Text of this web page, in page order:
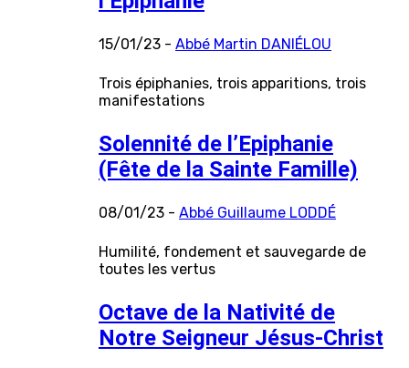
15/01/23 - Abbé Martin DANIÉLOU
Trois épiphanies, trois apparitions, trois
manifestations
Solennité de l’Epiphanie
(Fête de la Sainte Famille)
08/01/23 - Abbé Guillaume LODDÉ
Humilité, fondement et sauvegarde de
toutes les vertus
Octave de la Nativité de
Notre Seigneur Jésus-Christ